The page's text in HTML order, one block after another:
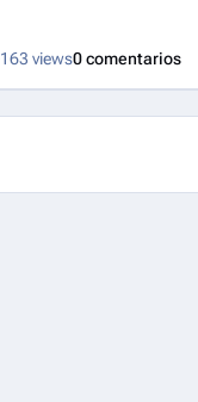
163 views0 comentarios